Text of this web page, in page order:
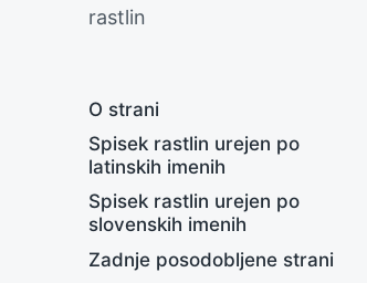
rastlin
O strani
Spisek rastlin urejen po
latinskih imenih
Spisek rastlin urejen po
slovenskih imenih
Zadnje posodobljene strani